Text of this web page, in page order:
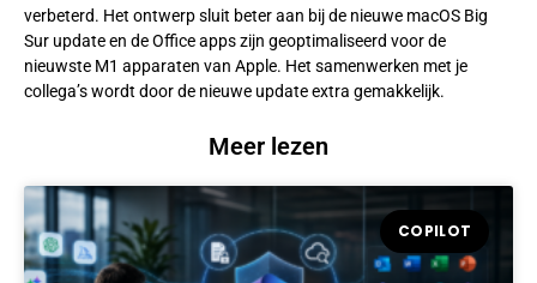
verbeterd. Het ontwerp sluit beter aan bij de nieuwe macOS Big
Sur update en de Office apps zijn geoptimaliseerd voor de
nieuwste M1 apparaten van Apple. Het samenwerken met je
collega’s wordt door de nieuwe update extra gemakkelijk.
Meer lezen
COPILOT